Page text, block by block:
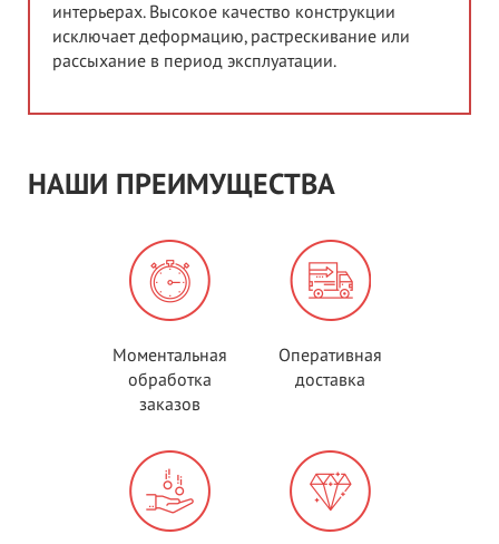
интерьерах. Высокое качество конструкции
исключает деформацию, растрескивание или
рассыхание в период эксплуатации.
НАШИ ПРЕИМУЩЕСТВА
Моментальная
обработка
заказов
Оперативная
доставка